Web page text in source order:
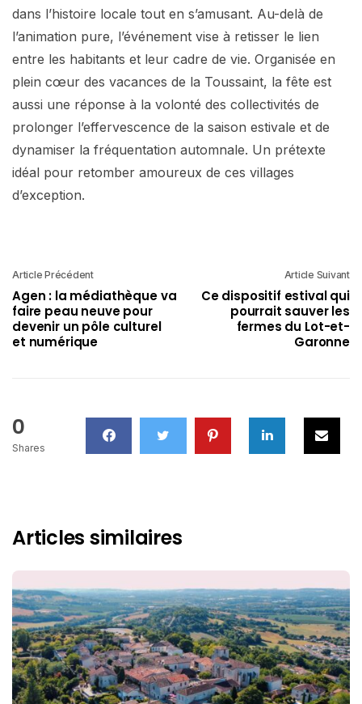
dans l’histoire locale tout en s’amusant. Au-delà de
l’animation pure, l’événement vise à retisser le lien
entre les habitants et leur cadre de vie. Organisée en
plein cœur des vacances de la Toussaint, la fête est
aussi une réponse à la volonté des collectivités de
prolonger l’effervescence de la saison estivale et de
dynamiser la fréquentation automnale. Un prétexte
idéal pour retomber amoureux de ces villages
d’exception.
Article Précédent
Agen : la médiathèque va
faire peau neuve pour
devenir un pôle culturel
et numérique
Article Suivant
Ce dispositif estival qui
pourrait sauver les
fermes du Lot-et-
Garonne
0
Shares
Articles similaires